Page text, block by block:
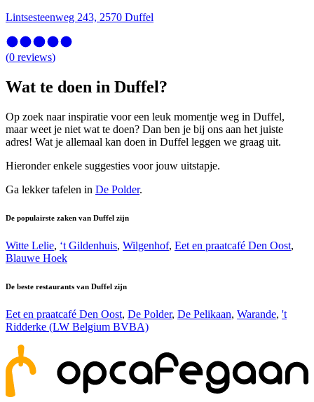
Lintsesteenweg 243, 2570 Duffel
(0 reviews)
Wat te doen in Duffel?
Op zoek naar inspiratie voor een leuk momentje weg in Duffel,
maar weet je niet wat te doen? Dan ben je bij ons aan het juiste
adres! Wat je allemaal kan doen in Duffel leggen we graag uit.
Hieronder enkele suggesties voor jouw uitstapje.
Ga lekker tafelen in De Polder.
De populairste zaken van Duffel zijn
Witte Lelie, ‘t Gildenhuis, Wilgenhof, Eet en praatcafé Den Oost,
Blauwe Hoek
De beste restaurants van Duffel zijn
Eet en praatcafé Den Oost, De Polder, De Pelikaan, Warande, 't
Ridderke (LW Belgium BVBA)